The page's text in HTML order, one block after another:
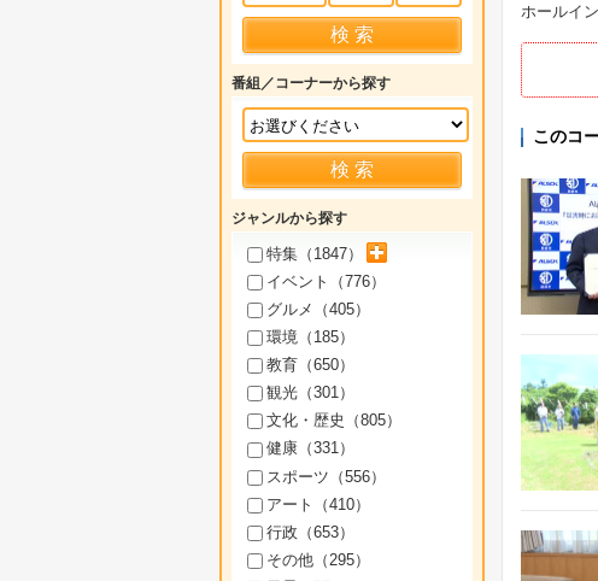
ホールイ
このコ
番組／コーナーから探す
ジャンルから探す
特集（ 1847）
イベント（776）
グルメ（405）
環境（ 185）
教育（650）
観光（301）
文化・歴史（805）
健康（331）
スポーツ（556）
アート（410）
行政（653）
その他（ 295）